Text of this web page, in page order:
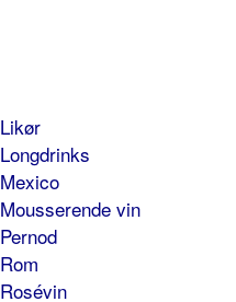
Likør
Longdrinks
Mexico
Mousserende vin
Pernod
Rom
Rosévin